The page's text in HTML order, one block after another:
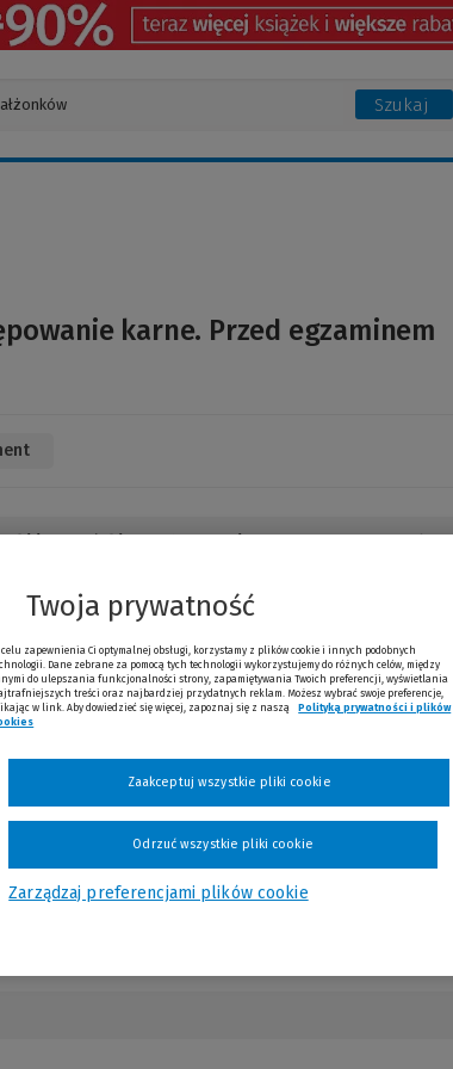
Szukaj
Sprzedaliśmy
7 z 10 szt.
karne. Przed egzaminem
i powtórki przed egzaminem
Twoja prywatność
celu zapewnienia Ci optymalnej obsługi, korzystamy z plików cookie i innych podobnych
Dane zebrane za pomocą tych technologii wykorzystujemy do różnych celów, między
do ulepszania funkcjonalności strony, zapamiętywania Twoich preferencji, wyświetlania
treści oraz najbardziej przydatnych reklam. Możesz wybrać swoje preferencje,
w link. Aby dowiedzieć się więcej, zapoznaj się z naszą
Polityką prywatności i plików
Zarządzaj preferencjami plików cookie
Odrzuć wszystkie pliki cookie
Zaakceptuj wszystkie pliki cookie